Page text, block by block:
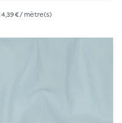
| 4,39 € / mètre(s)